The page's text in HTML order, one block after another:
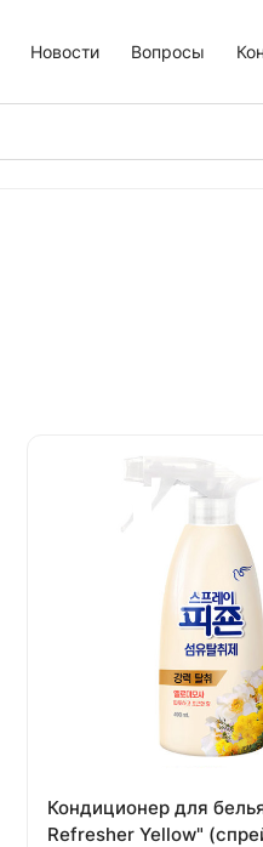
Новости Вопросы
Кондиционер для
Refresher Yellow"